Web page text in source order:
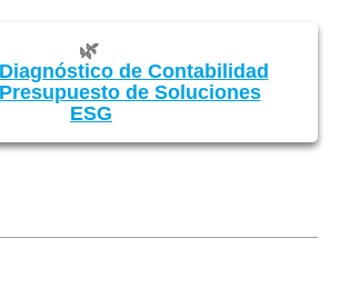
🌿
de Contabilidad
de Soluciones
ESG